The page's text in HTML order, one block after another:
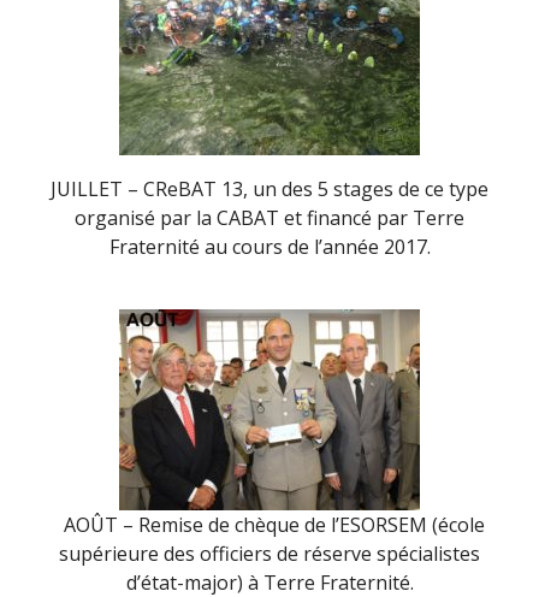
JUILLET – CReBAT 13, un des 5 stages de ce type
organisé par la CABAT et financé par Terre
Fraternité au cours de l’année 2017.
AOÛT – Remise de chèque de l’ESORSEM (école
supérieure des officiers de réserve spécialistes
d’état-major) à Terre Fraternité.